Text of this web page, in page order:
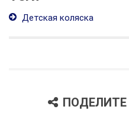
Детская коляска